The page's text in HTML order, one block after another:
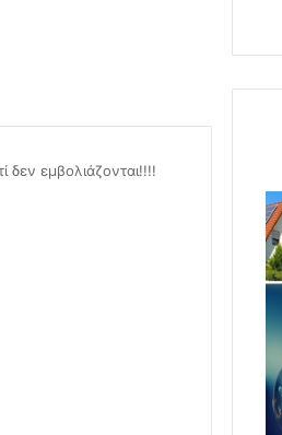
δεν εμβολιάζονται!!!!